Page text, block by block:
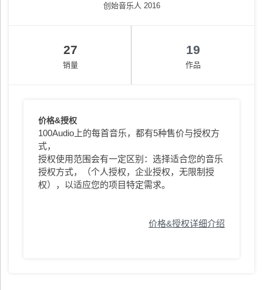
创始音乐人 2016
27
销量
19
作品
价格&授权
100Audio上的每首音乐，都有5种售价与授权方
式，
授权使用范围会有一定区别：选择适合您的音乐
授权方式，（个人授权，企业授权，无限制授
权），以适应您的项目特定需求。
价格&授权详细介绍